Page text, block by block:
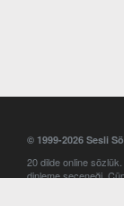
© 1999-2026 Sesli
20 dilde online
dinleme seçeneği.